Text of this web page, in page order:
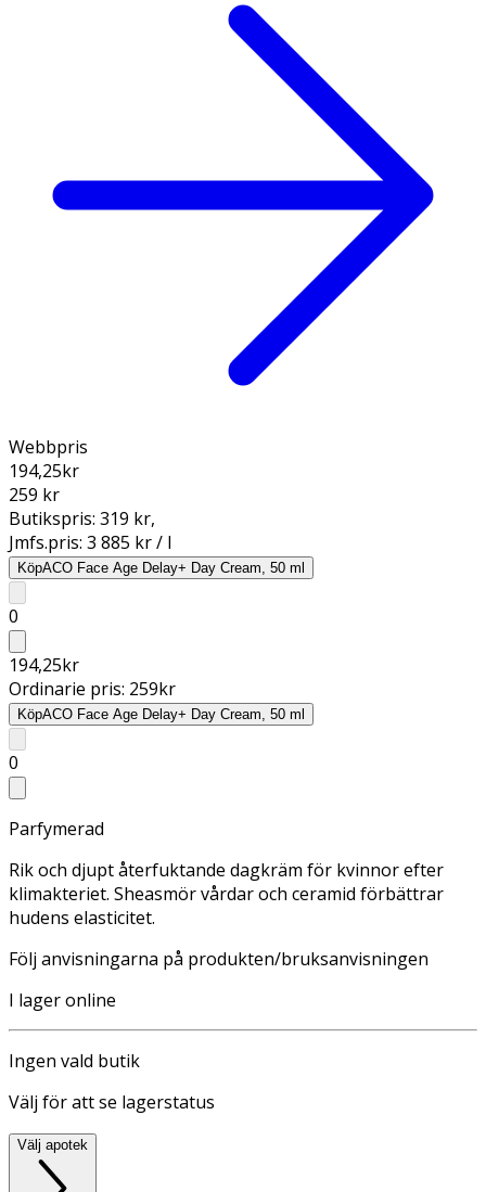
Webbpris
194,25kr
259 kr
Butikspris: 319 kr,
Jmfs.pris: 3 885 kr / l
KöpACO Face Age Delay+ Day Cream, 50 ml
0
194,25kr
Ordinarie pris: 259kr
KöpACO Face Age Delay+ Day Cream, 50 ml
0
Parfymerad
Rik och djupt återfuktande dagkräm för kvinnor efter
klimakteriet. Sheasmör vårdar och ceramid förbättrar
hudens elasticitet.
Följ anvisningarna på produkten/bruksanvisningen
I lager online
Ingen vald butik
Välj för att se lagerstatus
Välj apotek